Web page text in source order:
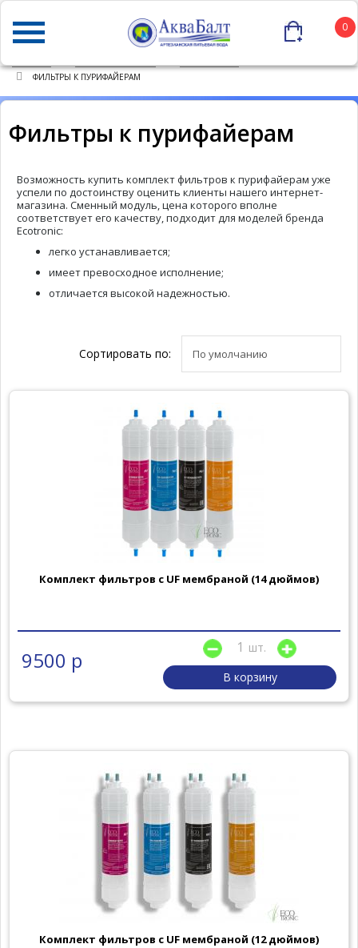
0
ФИЛЬТРЫ К ПУРИФАЙЕРАМ
Фильтры к пурифайерам
Возможность купить комплект фильтров к пурифайерам уже
успели по достоинству оценить клиенты нашего интернет-
магазина. Сменный модуль, цена которого вполне
соответствует его качеству, подходит для моделей бренда
Ecotronic:
легко устанавливается;
имеет превосходное исполнение;
отличается высокой надежностью.
Сортировать по:
Комплект фильтров с UF мембраной (14 дюймов)
9500 р
шт.
В корзину
Комплект фильтров с UF мембраной (12 дюймов)